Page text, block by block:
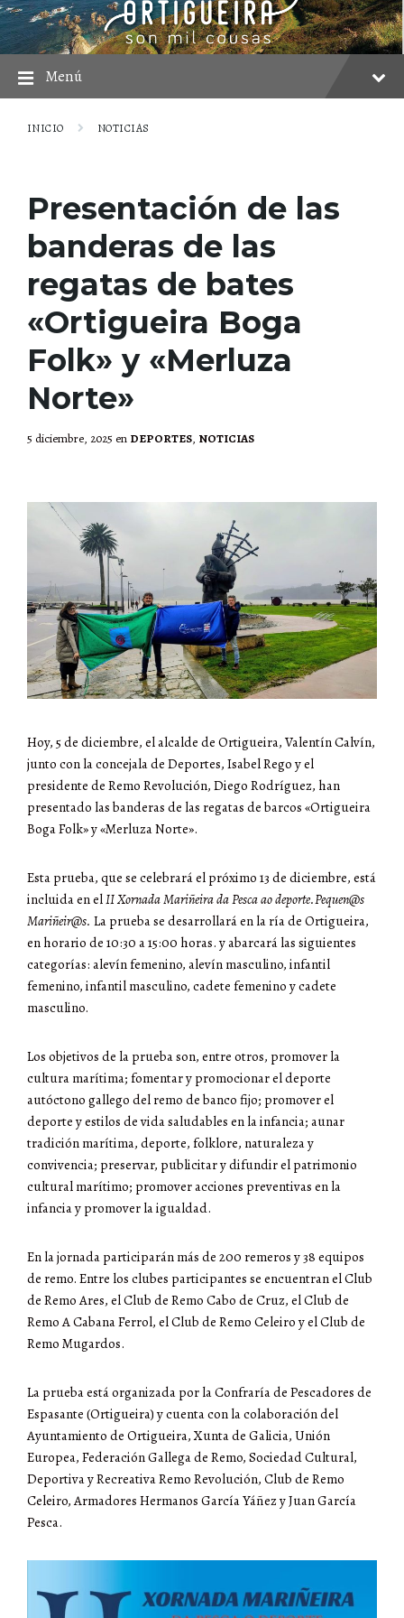
saltar
al
contenido
Saltar
a
la
navegación
principal
Saltar
al
pie
Menú
INICIO NOTICIAS
Presentación de las
banderas de las
regatas de bates
«Ortigueira Boga
Folk» y «Merluza
Norte»
5 diciembre, 2025 en DEPORTES, NOTICIAS
Hoy, 5 de diciembre, el alcalde de Ortigueira, Valentín Calvín,
junto con la concejala de Deportes, Isabel Rego y el
presidente de Remo Revolución, Diego Rodríguez, han
presentado las banderas de las regatas de barcos «Ortigueira
Boga Folk» y «Merluza Norte».
Esta prueba, que se celebrará el próximo 13 de diciembre, está
incluida en elII Xornada Mariñeira da Pesca ao deporte.Pequen@s
Mariñeir@s. La prueba se desarrollará en la ría de Ortigueira,
en horario de 10:30 a 15:00 horas. y abarcará las siguientes
categorías: alevín femenino, alevín masculino, infantil
femenino, infantil masculino, cadete femenino y cadete
masculino.
Los objetivos de la prueba son, entre otros, promover la
cultura marítima; fomentar y promocionar el deporte
autóctono gallego del remo de banco fijo; promover el
deporte y estilos de vida saludables en la infancia; aunar
tradición marítima, deporte, folklore, naturaleza y
convivencia; preservar, publicitar y difundir el patrimonio
cultural marítimo; promover acciones preventivas en la
infancia y promover la igualdad.
En la jornada participarán más de 200 remeros y 38 equipos
de remo. Entre los clubes participantes se encuentran el Club
de Remo Ares, el Club de Remo Cabo de Cruz, el Club de
Remo A Cabana Ferrol, el Club de Remo Celeiro y el Club de
Remo Mugardos.
La prueba está organizada por la Confraría de Pescadores de
Espasante (Ortigueira) y cuenta con la colaboración del
Ayuntamiento de Ortigueira, Xunta de Galicia, Unión
Europea, Federación Gallega de Remo, Sociedad Cultural,
Deportiva y Recreativa Remo Revolución, Club de Remo
Celeiro, Armadores Hermanos García Yáñez y Juan García
Pesca.